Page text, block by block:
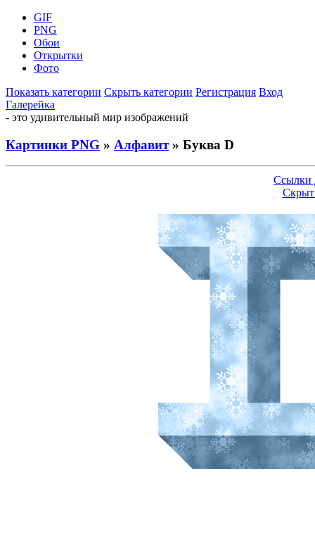
GIF
PNG
Обои
Открытки
Фото
Показать категории Скрыть категории Регистрация Вход
Галерейка
- это удивительный мир изображений
Картинки PNG » Алфавит» Буква D
Ссылки